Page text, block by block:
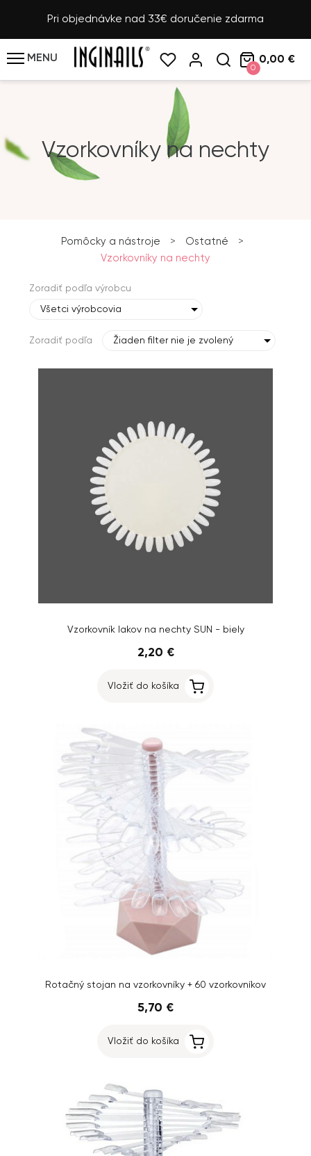
Pri objednávke nad 33€ doručenie zdarma
MENU
0
0,00 €
Vzorkovníky na nechty
Pomôcky a nástroje > Ostatné
>
Vzorkovníky na nechty
Zoradiť podľa výrobcu
Všetci výrobcovia
Zoradiť podľa Žiaden filter nie je zvolený
Vzorkovník lakov na nechty SUN - biely
2,20 €
Vložiť do košíka
Rotačný stojan na vzorkovníky + 60 vzorkovníkov
5,70 €
Vložiť do košíka